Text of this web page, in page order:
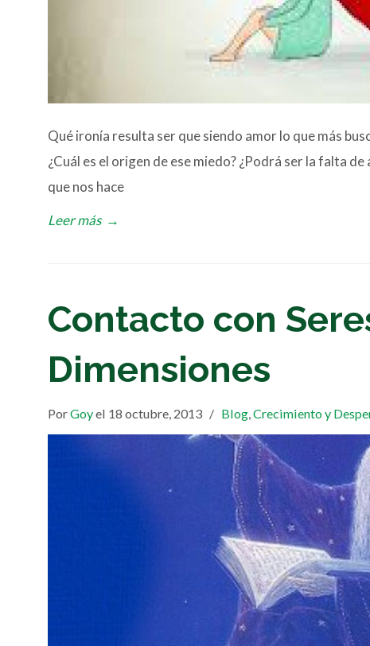
Qué ironía resulta ser que siendo amor lo que más
¿Cuál es el origen de ese miedo? ¿Podrá ser la falta
que nos hace
Leer más →
Contacto con
Dimensiones
PorGoyel 18 octubre, 2013 / Blog,Crecimiento y